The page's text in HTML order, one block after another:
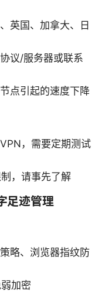
英国、加拿大、日
议/服务器或联系
点引起的速度下降
，需要定期测试
，请事先了解
足迹管理
略、浏览器指纹防
加密